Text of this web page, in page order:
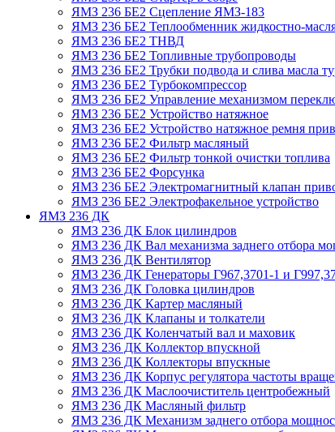
ЯМЗ 236 БЕ2 Сцепление ЯМЗ-183
ЯМЗ 236 БЕ2 Теплообменник жидкостно-
ЯМЗ 236 БЕ2 ТНВД
ЯМЗ 236 БЕ2 Топливные трубопроводы
ЯМЗ 236 БЕ2 Трубки подвода и слива масла
ЯМЗ 236 БЕ2 Турбокомпрессор
ЯМЗ 236 БЕ2 Управление механизмом
ЯМЗ 236 БЕ2 Устройство натяжное
ЯМЗ 236 БЕ2 Устройство натяжное ремня
ЯМЗ 236 БЕ2 Фильтр масляный
ЯМЗ 236 БЕ2 Фильтр тонкой очистки топлива
ЯМЗ 236 БЕ2 Форсунка
ЯМЗ 236 БЕ2 Электромагнитный клапан
ЯМЗ 236 БЕ2 Электрофакельное устройство
ЯМЗ 236 ДК
ЯМЗ 236 ДК Блок цилиндров
ЯМЗ 236 ДК Вал механизма заднего отбора
ЯМЗ 236 ДК Вентилятор
ЯМЗ 236 ДК Генераторы Г967,3701-1 и
ЯМЗ 236 ДК Головка цилиндров
ЯМЗ 236 ДК Картер масляный
ЯМЗ 236 ДК Клапаны и толкатели
ЯМЗ 236 ДК Коленчатый вал и маховик
ЯМЗ 236 ДК Коллектор впускной
ЯМЗ 236 ДК Коллекторы впускные
ЯМЗ 236 ДК Корпус регулятора частоты
ЯМЗ 236 ДК Маслоочиститель центробежный
ЯМЗ 236 ДК Масляный фильтр
ЯМЗ 236 ДК Механизм заднего отбора